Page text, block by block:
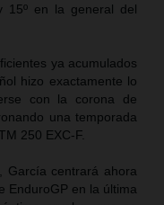
15º en la general del
ya acumulados
hizo exactamente lo
con la corona de
una temporada
250 EXC-F.
García centrará ahora
EnduroGP en la última